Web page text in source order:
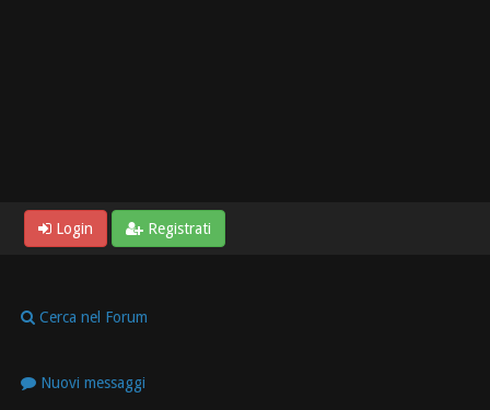
Login Registrati
Cerca nel Forum
Nuovi messaggi